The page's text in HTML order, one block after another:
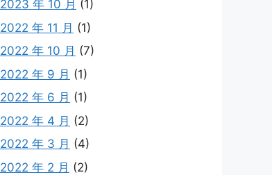
2023 年 10 月 (1)
2022 年 11 月 (1)
2022 年 10 月 (7)
2022 年 9 月 (1)
2022 年 6 月 (1)
2022 年 4 月 (2)
2022 年 3 月 (4)
2022 年 2 月 (2)